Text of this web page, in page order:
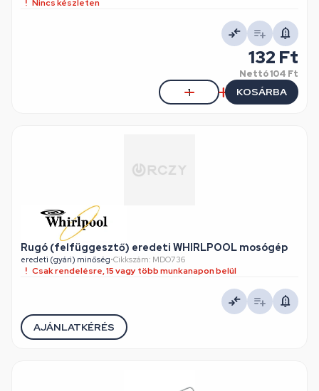
Nincs készleten
132 Ft
Nettó104 Ft
KOSÁRBA
Rugó (felfüggesztő) eredeti WHIRLPOOL mosógép
eredeti (gyári) minőség•Cikkszám: MDO736
Csak rendelésre, 15 vagy több munkanapon belül
AJÁNLATKÉRÉS